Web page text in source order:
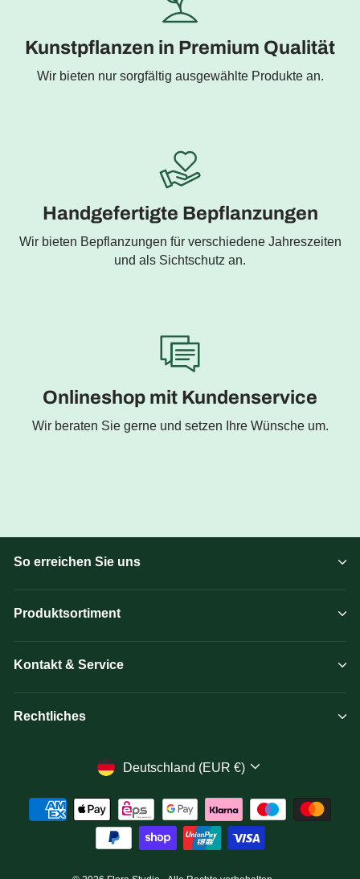
Kunstpflanzen in Premium Qualität
Wir bieten nur sorgfältig ausgewählte Produkte an.
Handgefertigte Bepflanzungen
Wir bieten Bepflanzungen für verschiedene Jahreszeiten
und als Sichtschutz an.
Onlineshop mit Kundenservice
Wir beraten Sie gerne und setzen Ihre Wünsche um.
So erreichen Sie uns
Produktsortiment
Kontakt & Service
Rechtliches
Währung
Deutschland (EUR €)